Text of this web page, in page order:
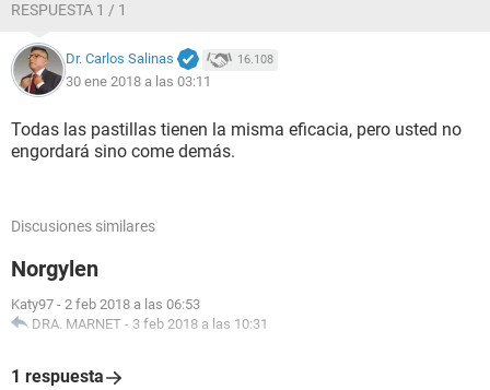
RESPUESTA 1 / 1
Dr. Carlos Salinas 16.108
30 ene 2018 a las 03:11
Todas las pastillas tienen la misma eficacia, pero usted no
engordará sino come demás.
Discusiones similares
Norgylen
Katy97 - 2 feb 2018 a las 06:53
DRA. MARNET - 3 feb 2018 a las 10:31
1 respuesta